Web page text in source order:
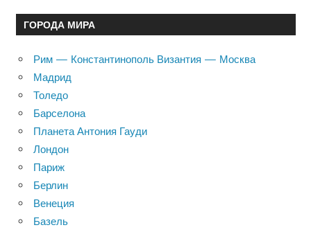
ГОРОДА МИРА
Рим — Константинополь Византия — Москва
Мадрид
Толедо
Барселона
Планета Антония Гауди
Лондон
Париж
Берлин
Венеция
Базель